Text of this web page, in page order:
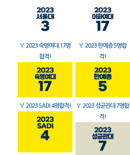
🏅 2023 숙명여대 17명
합격!
🏅 2023 한예종 5명합
격!
🏅 2023 SADI 4명합격! 🏅 2023 성균관대 7명합
격!